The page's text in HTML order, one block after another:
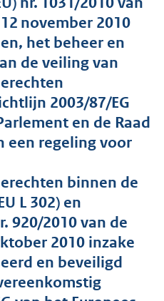
november 2010
het beheer en
de veiling van
2003/87/EG
en de Raad
een regeling voor
binnen de
L 302) en
920/2010 van de
2010 inzake
en beveiligd